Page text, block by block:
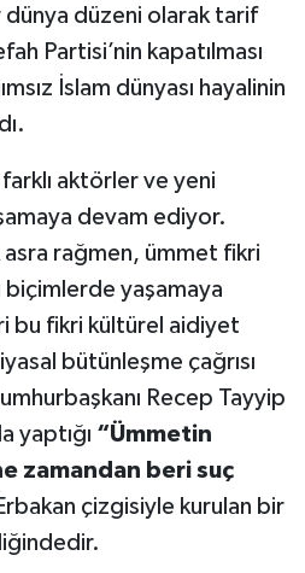
dünya düzeni olarak tarif
Partisi’nin kapatılması
İslam dünyası hayalinin
aktörler ve yeni
devam ediyor.
rağmen, ümmet fikri
biçimlerde yaşamaya
bu fikri kültürel aidiyet
bütünleşme çağrısı
Recep Tayyip
yaptığı “Ümmetin
zamandan beri suç
çizgisiyle kurulan bir